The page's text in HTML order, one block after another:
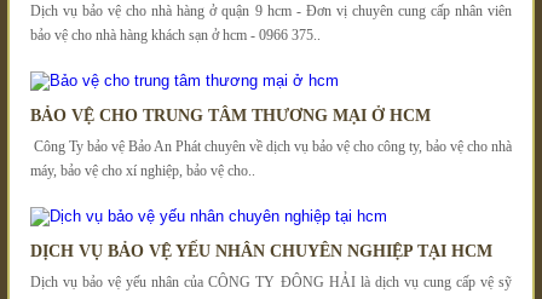
Dịch vụ bảo vệ cho nhà hàng ở quận 9 hcm - Đơn vị chuyên cung cấp nhân viên
bảo vệ cho nhà hàng khách sạn ở hcm - 0966 375..
BẢO VỆ CHO TRUNG TÂM THƯƠNG MẠI Ở HCM
Công Ty bảo vệ Bảo An Phát chuyên về dịch vụ bảo vệ cho công ty, bảo vệ cho nhà
máy, bảo vệ cho xí nghiệp, bảo vệ cho..
DỊCH VỤ BẢO VỆ YẾU NHÂN CHUYÊN NGHIỆP TẠI HCM
Dịch vụ bảo vệ yếu nhân của CÔNG TY ĐÔNG HẢI là dịch vụ cung cấp vệ sỹ